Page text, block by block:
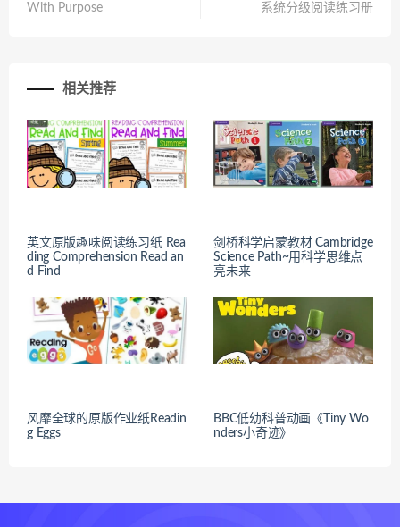
With Purpose
系统分级阅读练习册
相关推荐
英文原版趣味阅读练习纸 Rea
ding Comprehension Read an
d Find
剑桥科学启蒙教材 Cambridge
Science Path~用科学思维点
亮未来
风靡全球的原版作业纸Readin
g Eggs
BBC低幼科普动画《Tiny Wo
nders小奇迹》